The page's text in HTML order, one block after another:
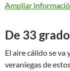
Ampliar
De 33
El aire cálido se va
veraniegas de